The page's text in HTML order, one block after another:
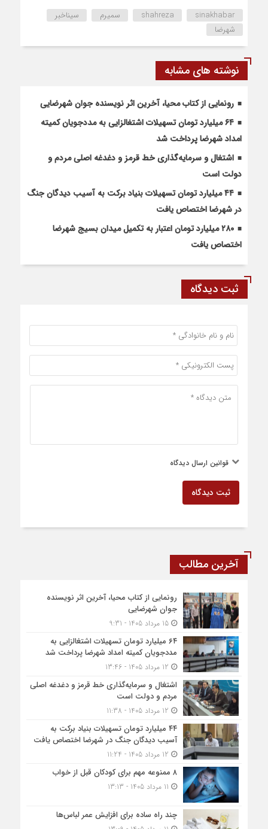
shahreza sinakhabar سمیرم
سیناخبر
شهرضا
نوشته های مشابه
رونمایی از کتاب محیا، آخرین اثر نویسنده جوان شهرضایی
۶۴ میلیارد تومان تسهیلات اشتغالزایی به مددجویان کمیته
امداد شهرضا پرداخت شد
اشتغال و سرمایه‌گذاری خط قرمز و دغدغه اصلی مردم و
دولت است
۴۴ میلیارد تومان تسهیلات بنیاد برکت به آسیب دیدگان جنگ
در شهرضا اختصاص یافت
۲۸۰ میلیارد تومان اعتبار به تکمیل میدان بسیج شهرضا
اختصاص یافت
ثبت دیدگاه
قوانین ارسال دیدگاه
ثبت دیدگاه
آخرین مطالب
رونمایی از کتاب محیا، آخرین اثر نویسنده
جوان شهرضایی
15 مرداد 1405 - 9:31
۶۴ میلیارد تومان تسهیلات اشتغالزایی به
مددجویان کمیته امداد شهرضا پرداخت شد
اشتغال و سرمایه‌گذاری خط قرمز و دغدغه اصلی
مردم و دولت است
۴۴ میلیارد تومان تسهیلات بنیاد برکت به
آسیب دیدگان جنگ در شهرضا اختصاص یافت
۸ ممنوعه مهم برای کودکان قبل از خواب
چند راه ساده برای افزایش عمر لباس‌ها